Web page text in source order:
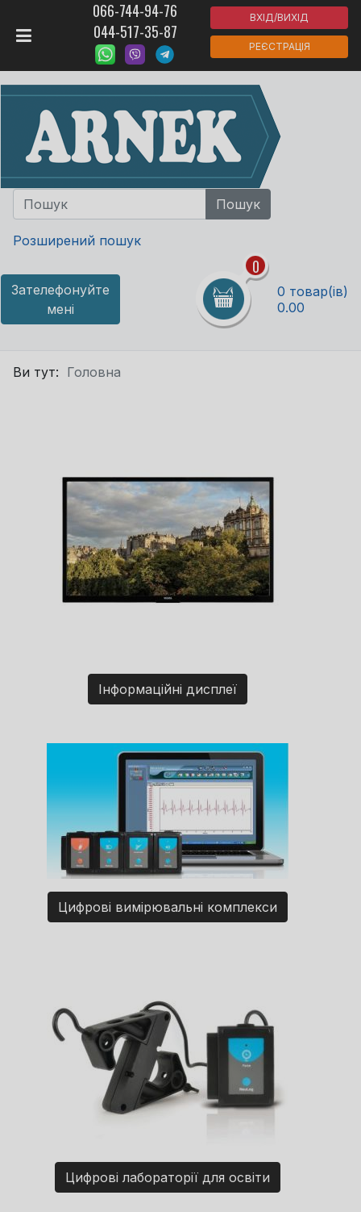
066-744-94-76
044-517-35-87
ВХІД/ВИХІД
РЕЄСТРАЦІЯ
Розширений пошук
Зателефонуйте
мені
0
0 товар(ів)
0.00
Ви тут: Головна
Інформаційні дисплеї
Цифрові вимірювальні комплекси
Цифрові лабораторії для освіти